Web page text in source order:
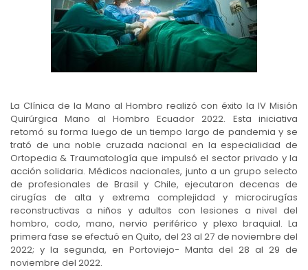
La Clínica de la Mano al Hombro realizó con éxito la IV Misión
Quirúrgica Mano al Hombro Ecuador 2022. Esta iniciativa
retomó su forma luego de un tiempo largo de pandemia y se
trató de una noble cruzada nacional en la especialidad de
Ortopedia & Traumatología que impulsó el sector privado y la
acción solidaria. Médicos nacionales, junto a un grupo selecto
de profesionales de Brasil y Chile, ejecutaron decenas de
cirugías de alta y extrema complejidad y microcirugías
reconstructivas a niños y adultos con lesiones a nivel del
hombro, codo, mano, nervio periférico y plexo braquial. La
primera fase se efectuó en Quito, del 23 al 27 de noviembre del
2022; y la segunda, en Portoviejo- Manta del 28 al 29 de
noviembre del 2022.